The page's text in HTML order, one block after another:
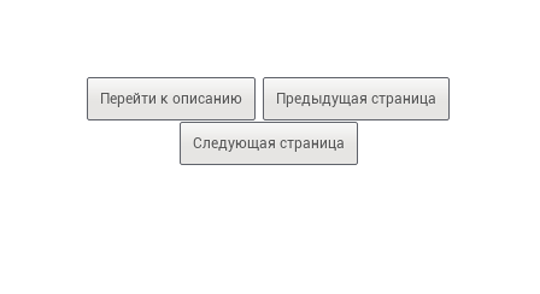
Перейти к описанию Предыдущая страница
Следующая страница